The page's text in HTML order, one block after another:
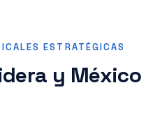
ESTRATÉGICAS
y México